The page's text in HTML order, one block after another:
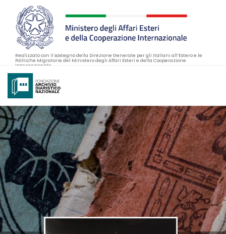
Realizzato con il sostegno della Direzione Generale per gli Italiani all’Estero e le
Politiche Migratorie del Ministero degli Affari Esteri e della Cooperazione
Internazionale